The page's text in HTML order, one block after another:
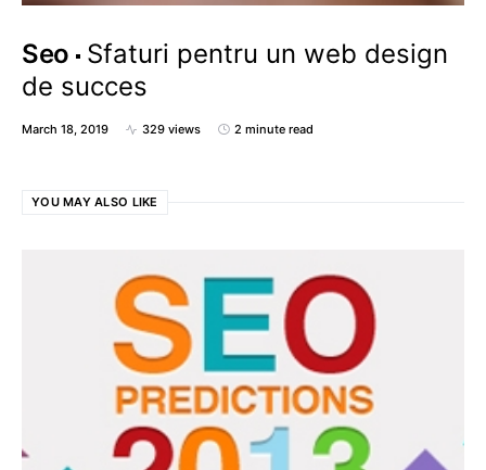
Seo
Sfaturi pentru un web design
de succes
March 18, 2019 329 views 2 minute read
YOU MAY ALSO LIKE